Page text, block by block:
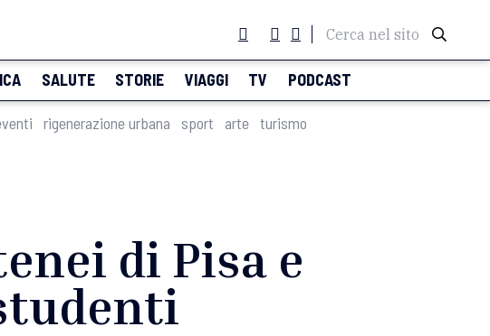
Cerca nel sito
SALUTE STORIE VIAGGI TV PODCAST
rigenerazione urbana sport arte turismo
di Pisa e